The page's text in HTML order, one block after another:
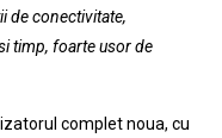
conectivitate,
timp, foarte usor de
complet noua, cu